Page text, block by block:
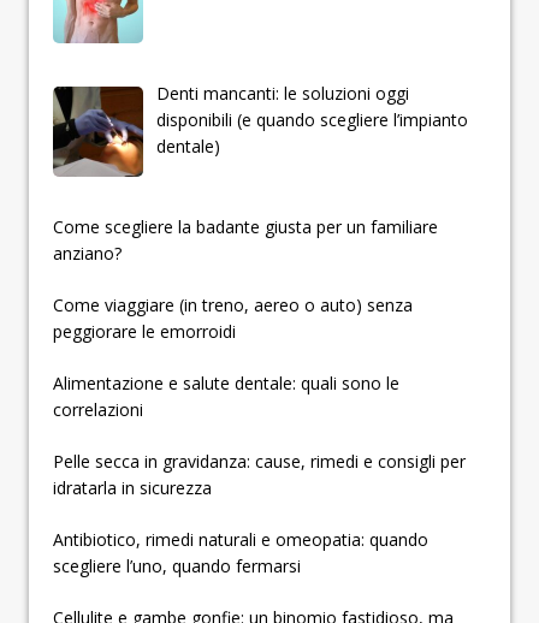
Denti mancanti: le soluzioni oggi
disponibili (e quando scegliere l’impianto
dentale)
­­­­­Come scegliere la badante giusta per un familiare
anziano?
Come viaggiare (in treno, aereo o auto) senza
peggiorare le emorroidi
Alimentazione e salute dentale: quali sono le
correlazioni
Pelle secca in gravidanza: cause, rimedi e consigli per
idratarla in sicurezza
Antibiotico, rimedi naturali e omeopatia: quando
scegliere l’uno, quando fermarsi
Cellulite e gambe gonfie: un binomio fastidioso, ma